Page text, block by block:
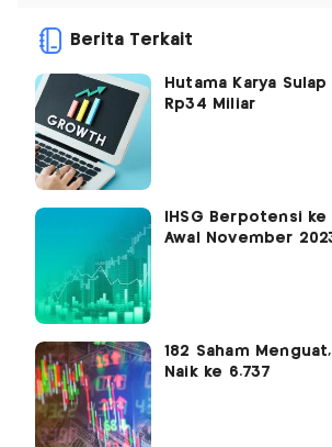
Berita Terkait
Hutama Karya
Rp34 Miliar
IHSG Berpotensi
Awal November
182 Saham
Naik ke 6.737